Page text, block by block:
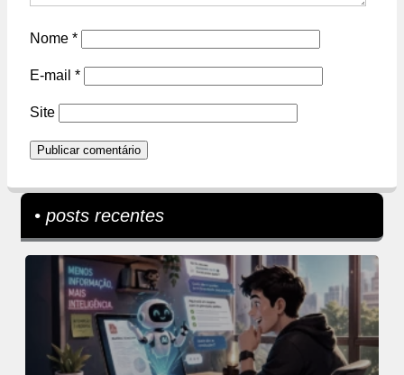
Nome *
E-mail *
Site
• posts recentes